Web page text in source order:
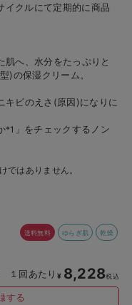
イクルにて定期的に商品
へ、水分をたっぷりと
)の保湿クリーム。
キビのえさ(原因)になりに
*1 」をチェックするノン
ではありません。
送料無料 ゆらぎ肌 乾燥
１回あたり ¥ 8,228税込
する